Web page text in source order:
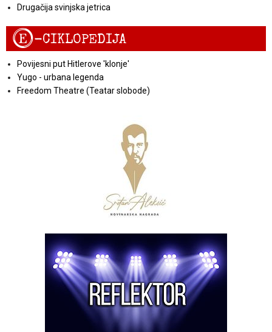
Drugačija svinjska jetrica
E-CIKLOPEDIJA
Povijesni put Hitlerove 'klonje'
Yugo - urbana legenda
Freedom Theatre (Teatar slobode)